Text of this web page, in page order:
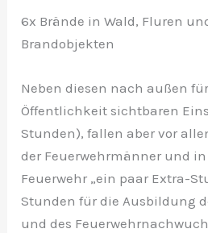
6x Brände in Wald, Fluren
Brandobjekten
Neben diesen nach außen
Öffentlichkeit sichtbaren
Stunden), fallen aber vor
der Feuerwehrmänner und
Feuerwehr „ein paar Extra-
Stunden für die Ausbildung
und des